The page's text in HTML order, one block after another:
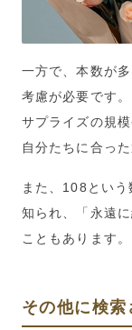
一方で、本数が
考慮が必要です。
サプライズの規
自分たちに合っ
また、108とい
知られ、「永遠
こともあります。
その他に検